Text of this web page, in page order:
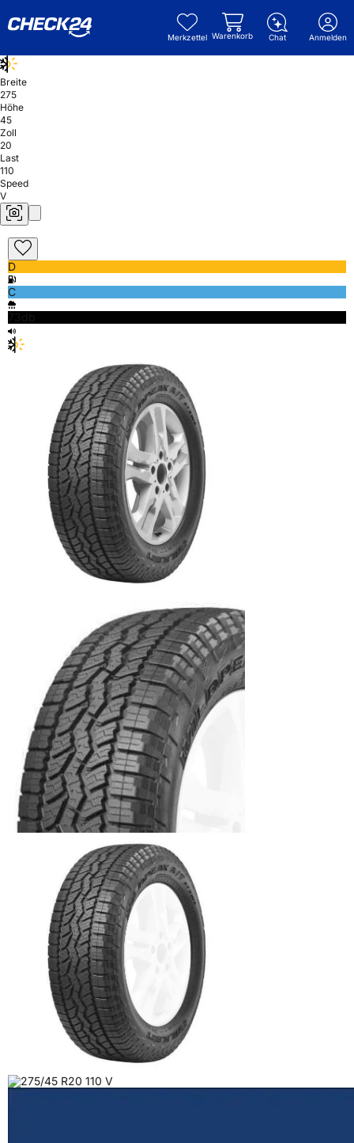
Merkzettel Warenkorb Chat Anmelden
Breite
275
Höhe
45
Zoll
20
Last
110
Speed
V
D
C
73db